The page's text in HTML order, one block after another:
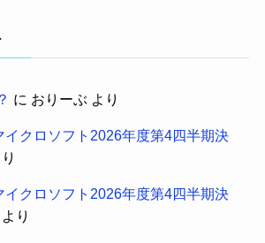
に おりーぶ より
イクロソフト2026年度第4四半期決
イクロソフト2026年度第4四半期決
より